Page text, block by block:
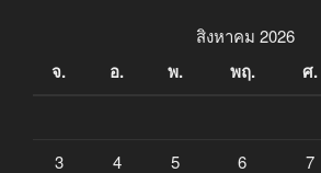
สิงหาคม 2026
จ. อ. พ. พฤ. ศ.
3
4 5 6 7